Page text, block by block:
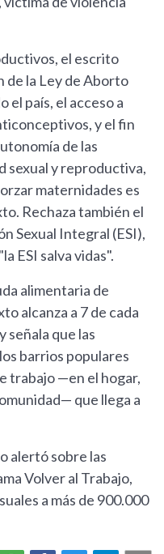
el escrito
de la Ley de Aborto
el país, el acceso a
y el fin
de las
sexual y reproductiva,
maternidades es
Rechaza también el
Sexual Integral (ESI),
ESI salva vidas".
alimentaria de
alcanza a 7 de cada
señala que las
barrios populares
trabajo —en el hogar,
que llega a
alertó sobre las
Volver al Trabajo,
a más de 900.000